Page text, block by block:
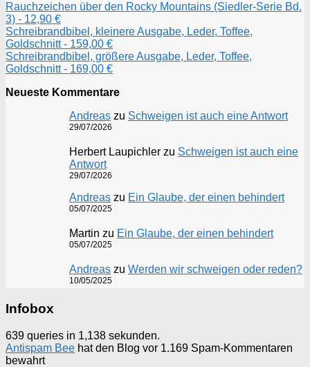
Rauchzeichen über den Rocky Mountains (Siedler-Serie Bd.
3) - 12,90 €
Schreibrandbibel, kleinere Ausgabe, Leder, Toffee,
Goldschnitt - 159,00 €
Schreibrandbibel, größere Ausgabe, Leder, Toffee,
Goldschnitt - 169,00 €
Neueste Kommentare
Andreas zu Schweigen ist auch eine Antwort
29/07/2026
Herbert Laupichler zu Schweigen ist auch eine
Antwort
29/07/2026
Andreas zu Ein Glaube, der einen behindert
05/07/2025
Martin zu Ein Glaube, der einen behindert
05/07/2025
Andreas zu Werden wir schweigen oder reden?
10/05/2025
Infobox
639 queries in 1,138 sekunden.
Antispam Bee hat den Blog vor 1.169 Spam-Kommentaren
bewahrt